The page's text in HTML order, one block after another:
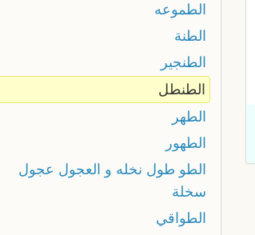
الطموعه
الطنة
الطنجير
الطنطل
الطهر
الطهور
الطو طول نخله و العجول عجول
سخلة
الطواقي